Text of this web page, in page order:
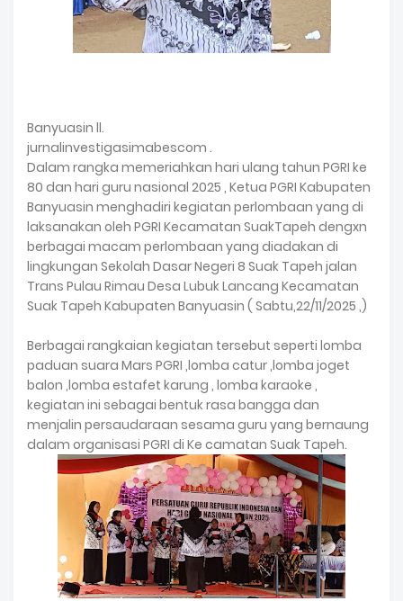
Banyuasin ll.
jurnalinvestigasimabescom .
Dalam rangka memeriahkan hari ulang tahun PGRI ke
80 dan hari guru nasional 2025 , Ketua PGRI Kabupaten
Banyuasin menghadiri kegiatan perlombaan yang di
laksanakan oleh PGRI Kecamatan SuakTapeh dengxn
berbagai macam perlombaan yang diadakan di
lingkungan Sekolah Dasar Negeri 8 Suak Tapeh jalan
Trans Pulau Rimau Desa Lubuk Lancang Kecamatan
Suak Tapeh Kabupaten Banyuasin ( Sabtu,22/11/2025 ,)
Berbagai rangkaian kegiatan tersebut seperti lomba
paduan suara Mars PGRI ,lomba catur ,lomba joget
balon ,lomba estafet karung , lomba karaoke ,
kegiatan ini sebagai bentuk rasa bangga dan
menjalin persaudaraan sesama guru yang bernaung
dalam organisasi PGRI di Ke camatan Suak Tapeh.